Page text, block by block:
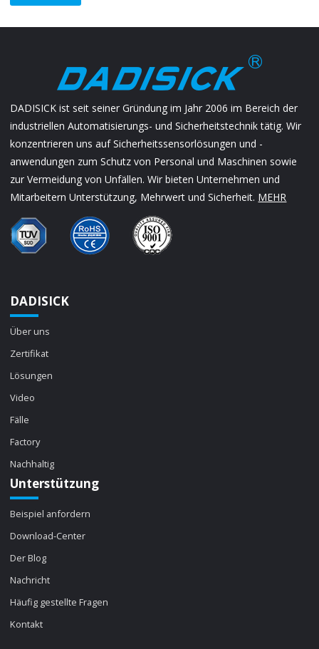
DADISICK ist seit seiner Gründung im Jahr 2006 im Bereich der
industriellen Automatisierungs- und Sicherheitstechnik tätig. Wir
konzentrieren uns auf Sicherheitssensorlösungen und -
anwendungen zum Schutz von Personal und Maschinen sowie
zur Vermeidung von Unfällen. Wir bieten Unternehmen und
Mitarbeitern Unterstützung, Mehrwert und Sicherheit. MEHR
DADISICK
Über uns
Zertifikat
Lösungen
Video
Fälle
Factory
Nachhaltig
Unterstützung
Beispiel anfordern
Download-Center
Der Blog
Nachricht
Häufig gestellte Fragen
Kontakt